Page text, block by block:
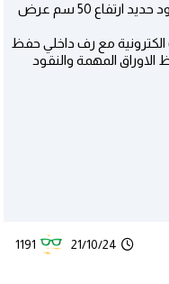
خزنة حديد للبيع مع لوحة المفاتيح الإلكترونية قاصات جديدة للبيع في الاردن خزنة نقود حديد ارتفاع 50 سم عرض
الكترونية مع رف داخلي حفظ
المهمة والنقود
21/10/24
1191